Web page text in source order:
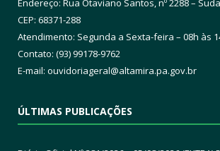
Endereço: Rua Otaviano Santos, nº 2288 –
CEP: 68371-288
Atendimento: Segunda a Sexta-feira – 08h às
Contato: (93) 99178-9762
E-mail: ouvidoriageral@altamira.pa.gov.br
ÚLTIMAS PUBLICAÇÕES